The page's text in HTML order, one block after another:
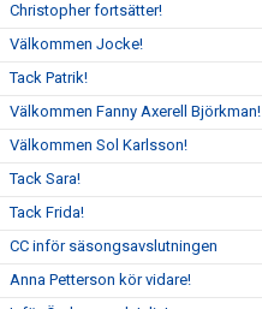
Christopher fortsätter!
Välkommen Jocke!
Tack Patrik!
Välkommen Fanny Axerell Björkman!
Välkommen Sol Karlsson!
Tack Sara!
Tack Frida!
CC inför säsongsavslutningen
Anna Petterson kör vidare!